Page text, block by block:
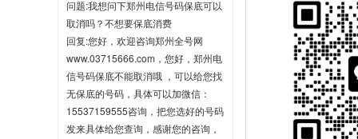
问题:我想问下郑州电信号码保底可以
取消吗？不想要保底消费
回复:您好，欢迎咨询郑州全号网
www.03715666.com，您好，郑州电
信号码保底不能取消哦 ，可以给您找
无保底的号码，具体可以加微信：
15537159555咨询，把您选好的号码
发来具体给您查询，感谢您的咨询，